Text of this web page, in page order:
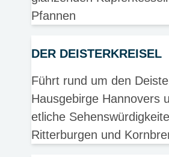
Pfannen
DER DEISTERKREISEL
Führt rund um den
Hausgebirge Hannovers
etliche
Ritterburgen und